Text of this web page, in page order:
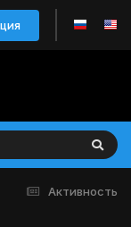
Активность